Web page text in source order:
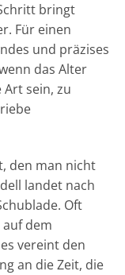
bringt
Für einen
und präzises
das Alter
sein, zu
den man nicht
landet nach
Oft
dem
vereint den
an die Zeit, die